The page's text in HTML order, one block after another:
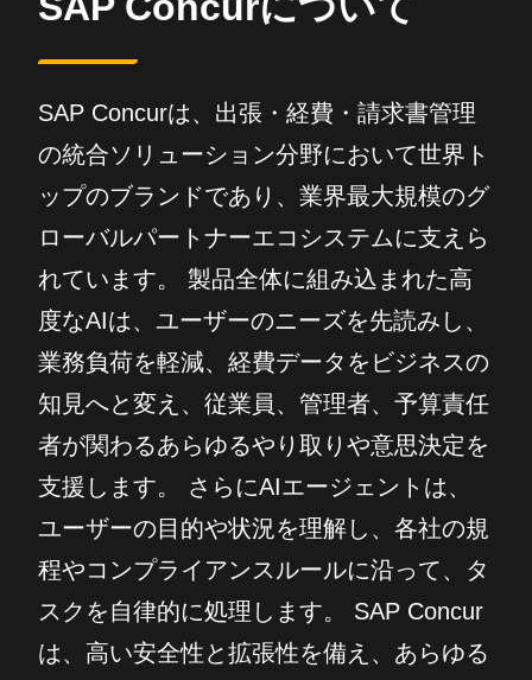
SAP Concurは、出張・経費・請求書管理
の統合ソリューション分野において世界ト
ップのブランドであり、業界最大規模のグ
ローバルパートナーエコシステムに支えら
れています。 製品全体に組み込まれた高
度なAIは、ユーザーのニーズを先読みし、
業務負荷を軽減、経費データをビジネスの
知見へと変え、従業員、管理者、予算責任
者が関わるあらゆるやり取りや意思決定を
支援します。 さらにAIエージェントは、
ユーザーの目的や状況を理解し、各社の規
程やコンプライアンスルールに沿って、タ
スクを自律的に処理します。 SAP Concur
は、高い安全性と拡張性を備え、あらゆる